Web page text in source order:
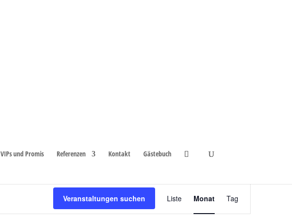
VIPs und Promis Referenzen Kontakt Gästebuch
Veranstaltungen suchen
Ansichten-
Liste Monat Tag